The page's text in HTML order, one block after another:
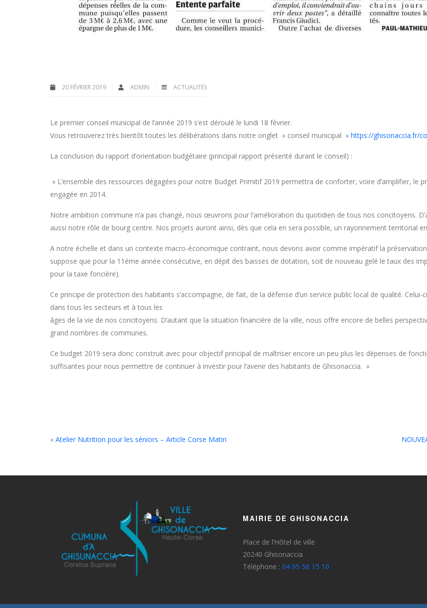
20 FÉVRIER 2019 ADMIN ACTUALITÉS
Le premier conseil municipal de l’année 2019 s’est déroulé le lundi 18 février.
Vous retrouverez très bientôt toutes les délibérations dans notre onglet » conseil municipal » https://ghisonaccia.fr/
La conclusion du rapport d’orientation budgétaire (principal rapport présenté durant le conseil) :
» L’ensemble des ressources dégagées pour notre Budget Primitif 2019 permettra de conforter, voire d’amplifier, le
engagée en 2014.
Notre ambition commune n’a pas changé, nous œuvrons pour l’amélioration du quotidien de tous nos concitoyens.
aussi notre rôle de bourg centre. Nos projets auront ainsi, dès que cela en sera possible, un rayonnement territorial
A notre échelle et dans un contexte macro-économique contraint, nous devons avoir comme impératif la
suppose que pour la 11éme année consécutive, en dépit des baisses de dotation, soit de nouveau gelé le taux des
pour la taxe foncière).
Ce principe de protection des habitants s’accompagne, de fait, de la défense d’un service public local de qualité.
dans tous les secteurs et à tous les
âges de la vie de nos concitoyens. D’autant que la situation financière de la ville, nous offre encore de belles
grand nombres de communes.
Ce budget 2019 sera donc construit avec pour objectif principal de maîtriser encore un peu plus les dépenses de
suffisantes pour nous permettre de continuer à investir pour l’avenir des habitants de Ghisonaccia. »
« Atelier Nutrition pour les séniors – Article Corse Matin
MAIRIE DE GHISONACCIA
Place de l’Hôtel de ville
20240 Ghisonaccia
Téléphone : 04 95 56 15 10